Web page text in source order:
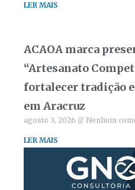
LER MAIS
ACAOA marca
“Artesanato
fortalecer tradição
em Aracruz
agosto 3, 2026 Nenhum
LER MAIS